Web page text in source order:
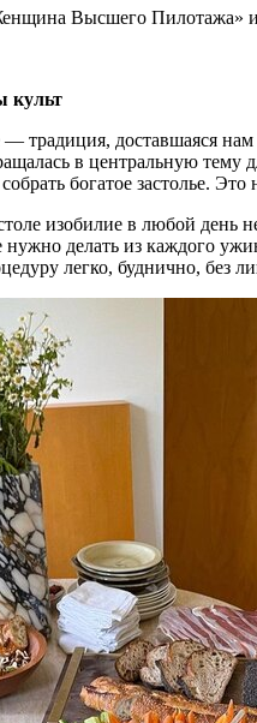
Высшего Пилотажа»
культ
традиция, доставшаяся
в центральную тему
богатое застолье.
изобилие в любой день
нужно делать из каждого
легко, буднично,